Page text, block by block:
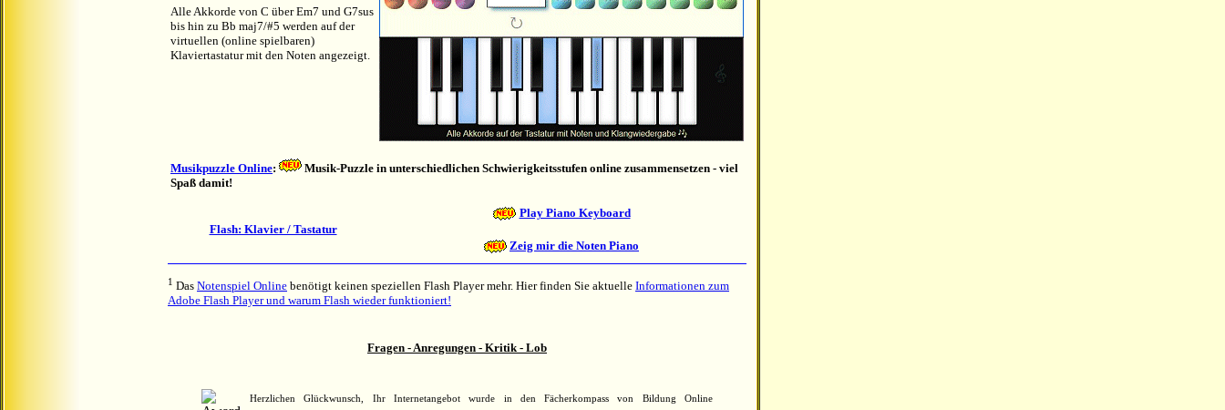
Alle Akkorde von C über Em7 und G7sus
bis hin zu Bb maj7/#5 werden auf der
virtuellen (online spielbaren)
Klaviertastatur mit den Noten angezeigt.
Musikpuzzle Online:
Musik-Puzzle in unterschiedlichen Schwierigkeitsstufen online zusammensetzen - viel
Spaß damit!
Flash: Klavier / Tastatur
Play Piano Keyboard
Zeig mir die Noten Piano
1 Das Notenspiel Online benötigt keinen speziellen Flash Player mehr. Hier finden Sie aktuelle Informationen zum
Adobe Flash Player und warum Flash wieder funktioniert!
Fragen - Anregungen - Kritik - Lob
Herzlichen Glückwunsch, Ihr Internetangebot wurde in den Fächerkompass von Bildung Online